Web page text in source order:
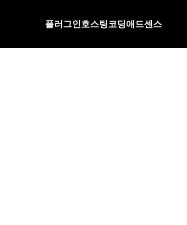
플러그인호스팅코딩애드센스